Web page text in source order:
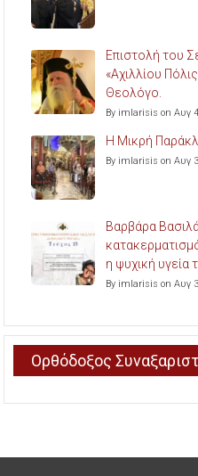
Επιστολή του
«Αχιλλίου
Θεολόγο.
By imlarisis on Αυγ
Η Μικρή
By imlarisis on Αυγ
Βαρβάρα
η ψυχική υγεία
By imlarisis on Αυγ
Ορθόδοξος